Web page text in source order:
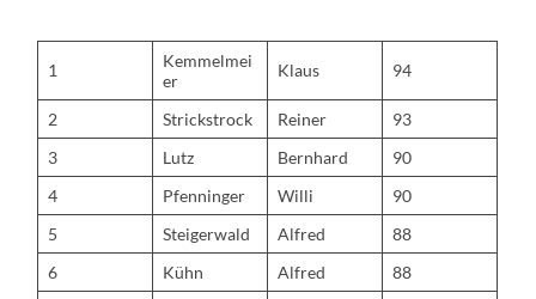
1
Kemmelmei
er
Klaus 94
2 Strickstrock Reiner
93
3
Lutz Bernhard
90
4
Pfenninger Willi
90
5
Steigerwald Alfred
88
6
Kühn Alfred
88